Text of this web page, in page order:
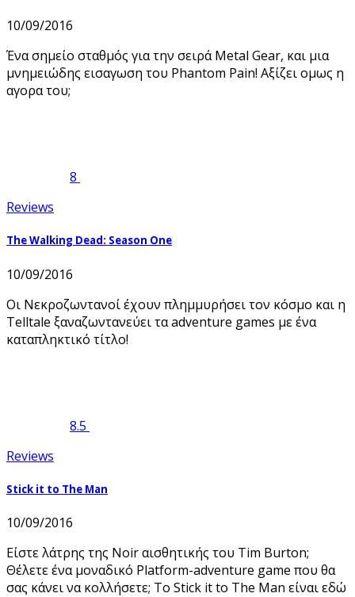
10/09/2016
Ένα σημείο σταθμός για την σειρά Metal Gear, και μια
μνημειώδης εισαγωση του Phantom Pain! Αξίζει ομως η
αγορα του;
8
Reviews
The Walking Dead: Season One
10/09/2016
Οι Νεκροζωντανοί έχουν πλημμυρήσει τον κόσμο και η
Telltale ξαναζωντανεύει τα adventure games με ένα
καταπληκτικό τίτλο!
8.5
Reviews
Stick it to The Man
10/09/2016
Είστε λάτρης της Noir αισθητικής του Tim Burton;
Θέλετε ένα μοναδικό Platform-adventure game που θα
σας κάνει να κολλήσετε; Το Stick it to The Man είναι εδώ